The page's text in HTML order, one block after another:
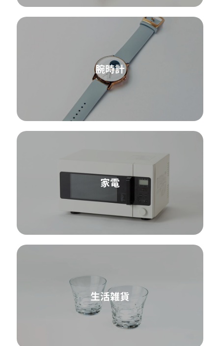
腕時計
家電
生活雑貨